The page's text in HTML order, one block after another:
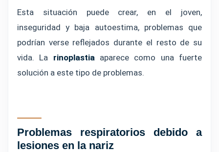
Esta situación puede crear, en el joven,
inseguridad y baja autoestima, problemas que
podrían verse reflejados durante el resto de su
vida. La rinoplastia aparece como una fuerte
solución a este tipo de problemas.
Problemas respiratorios debido a
lesiones en la nariz